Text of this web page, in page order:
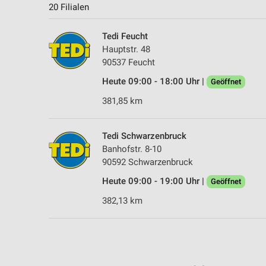
20 Filialen
Tedi Feucht
Hauptstr. 48
90537 Feucht
Heute 09:00 - 18:00 Uhr |
Geöffnet
381,85 km
Tedi Schwarzenbruck
Banhofstr. 8-10
90592 Schwarzenbruck
Heute 09:00 - 19:00 Uhr |
Geöffnet
382,13 km